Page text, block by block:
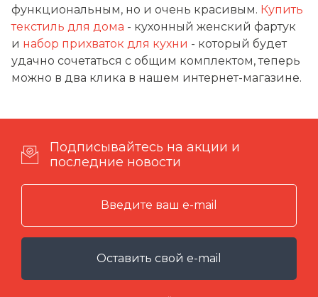
функциональным, но и очень красивым. Купить
текстиль для дома - кухонный женский фартук
и набор прихваток для кухни - который будет
удачно сочетаться с общим комплектом, теперь
можно в два клика в нашем интернет-магазине.
Подписывайтесь на акции и
последние новости
Оставить свой e-mail